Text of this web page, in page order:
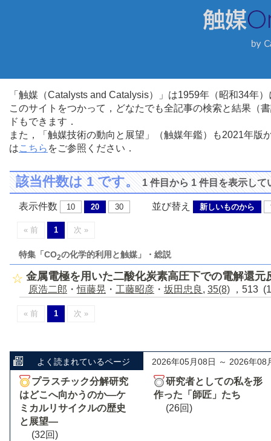
「触媒（Catalysts and Catalysis）」は1959年（昭和34年
このサイトをつかって，どなたでも全記事の検索と結果（
ドもできます．
また，「触媒技術の動向と展望」（触媒年鑑）も2021年
はこちら をご参照ください．
該当件数は 1 です。1 件目から 1 件目を表示して
表示件数 10 20 30 並び替え 新しいものから
« 前 1 次 »
特集「CO2の化学的利用と触媒」・総説
金属電極を用いた二酸化炭素高圧下での電解還元
原浩二郎 ・恒藤晃 ・ 工藤昭彦 ・ 坂田忠良 , 35(8) ，513
« 前 1 次 »
よく読まれているページ 2026年05月08日 ～ 2026年08
プラスチック分解研究
はどこへ向かうのか―ケ
ミカルリサイクルの歴史
と展望―
(32回)
研究者としての私を形
作った「師匠」たち
(26回)